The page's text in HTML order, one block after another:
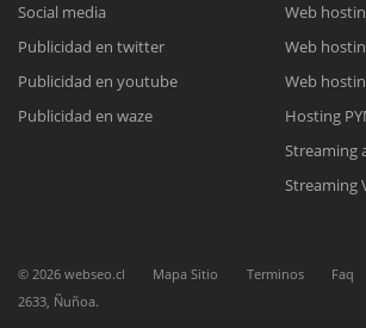
Reunión online
Nuestros ejecutivos le enviarán un correo
Meet para la reunión
Cotización
Todos nuestros ejecutivos están fuera de línea.
Social media
Publicidad en twitter
Publicidad en youtube
Publicidad en waze
Web
Web
Web
Hosting
Streaming
Streaming
© 2026 webseo.cl Mapa Sitio Terminos Faq
2633, Ñuñoa.